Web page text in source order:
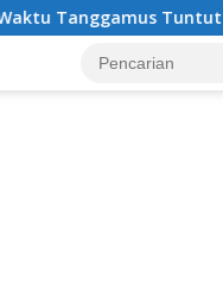
Tuntut Upah Layak